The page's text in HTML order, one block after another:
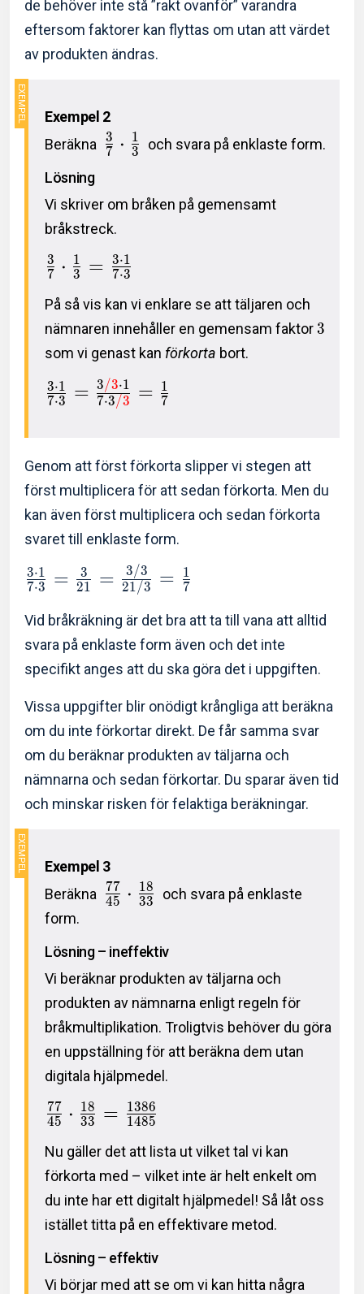
de behöver inte stå ”rakt ovanför” varandra
eftersom faktorer kan flyttas om utan att värdet
av produkten ändras.
Exempel 2
Beräkna
7
3 ⋅ 3
1
och svara på enklaste form.
Lösning
Vi skriver om bråken på gemensamt
bråkstreck.
7
3 ⋅ 3
1 = 7⋅3
3⋅1
På så vis kan vi enklare se att täljaren och
nämnaren innehåller en gemensam faktor3
som vi genast kan förkorta bort.
7⋅3
3⋅1 = 7⋅3/3
3/3⋅1 = 7
1
Genom att först förkorta slipper vi stegen att
först multiplicera för att sedan förkorta. Men du
kan även först multiplicera och sedan förkorta
svaret till enklaste form.
7⋅3
3⋅1 = 21
3 = 21/3
3/3 = 7
1
Vid bråkräkning är det bra att ta till vana att alltid
svara på enklaste form även och det inte
specifikt anges att du ska göra det i uppgiften.
Vissa uppgifter blir onödigt krångliga att beräkna
om du inte förkortar direkt. De får samma svar
om du beräknar produkten av täljarna och
nämnarna och sedan förkortar. Du sparar även tid
och minskar risken för felaktiga beräkningar.
Exempel 3
Beräkna 45
77 ⋅ 33
18
och svara på enklaste
form.
Lösning – ineffektiv
Vi beräknar produkten av täljarna och
produkten av nämnarna enligt regeln för
bråkmultiplikation. Troligtvis behöver du göra
en uppställning för att beräkna dem utan
digitala hjälpmedel.
45
77 ⋅ 33
18 = 1485
1386
Nu gäller det att lista ut vilket tal vi kan
förkorta med – vilket inte är helt enkelt om
du inte har ett digitalt hjälpmedel! Så låt oss
istället titta på en effektivare metod.
Lösning – effektiv
Vi börjar med att se om vi kan hitta några